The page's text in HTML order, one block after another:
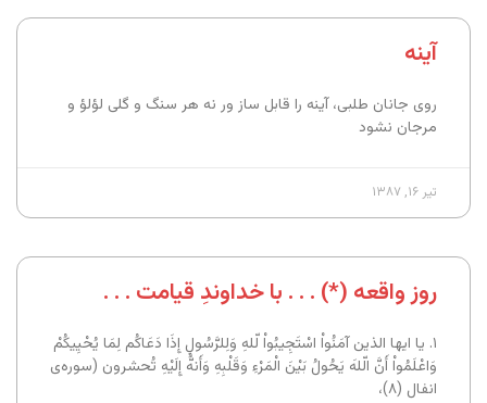
آینه
روی جانان طلبی، آینه را قابل ساز ور نه هر سنگ و گلی لؤلؤ و
مرجان نشود
تیر ۱۶, ۱۳۸۷
روز واقعه (*) . . . با خداوندِ قیامت . . .
۱. یا ایها الذین آمَنُواْ اسْتَجِیبُواْ لّلهِ وَلِلرَّسُولِ إِذَا دَعَاکُم لِمَا یُحْیِیکُمْ
وَاعْلَمُواْ أَنَّ الّلهَ یَحُولُ بَیْنَ الْمَرْءِ وَقَلْبِهِ وَأَنهَُّ إِلَیْهِ تُحشرون (سوره‌ی
انفال (۸)،